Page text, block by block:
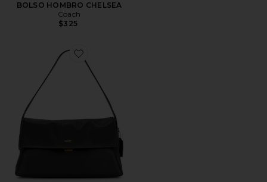
BOLSO HOMBRO CHELSEA
Coach
$325
Favorite BOLSO HOMBRO CHELSEA